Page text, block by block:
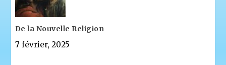
De la Nouvelle Religion
7 février, 2025